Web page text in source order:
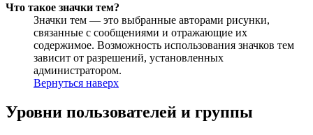
Что такое значки тем?
Значки тем — это выбранные авторами рисунки,
связанные с сообщениями и отражающие их
содержимое. Возможность использования значков тем
зависит от разрешений, установленных
администратором.
Вернуться наверх
Уровни пользователей и группы